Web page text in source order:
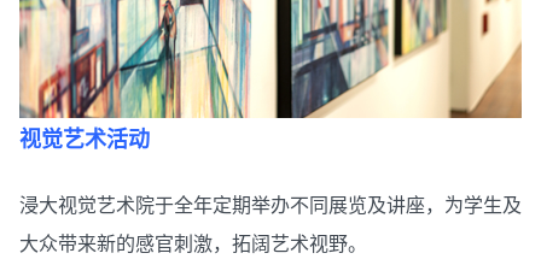
视觉艺术活动
浸大视觉艺术院于全年定期举办不同展览及讲座，为学生及
大众带来新的感官刺激，拓阔艺术视野。